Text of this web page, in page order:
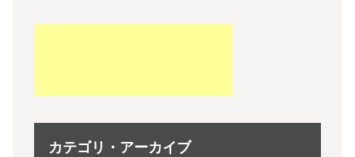
カテゴリ・アーカイブ